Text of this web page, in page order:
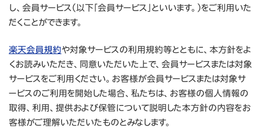
し、会員サービス（以下「会員サービス」といいます。）をご利用いた
だくことができます。
楽天会員規約や対象サービスの利用規約等とともに、本方針をよ
くお読みいただき、同意いただいた上で、会員サービスまたは対象
サービスをご利用ください。お客様が会員サービスまたは対象サ
ービスのご利用を開始した場合、私たちは、お客様の個人情報の
取得、利用、提供および保管について説明した本方針の内容をお
客様がご理解いただいたものとみなします。